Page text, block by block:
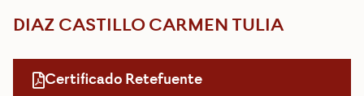
DIAZ CASTILLO CARMEN TULIA
Certificado Retefuente